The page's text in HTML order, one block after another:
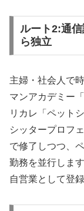
ルート2:通
ら独立
主婦・社会人で
マンアカデミー
リカレ「ペット
シッタープロフ
で修了しつつ、
勤務を並行しま
自営業として登